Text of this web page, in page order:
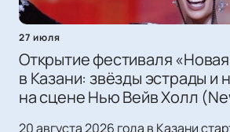
27 июля
Открытие фестиваля
в Казани: звёзды эстрады и
на сцене Нью Вейв Холл
20 августа 2026 года в Казани